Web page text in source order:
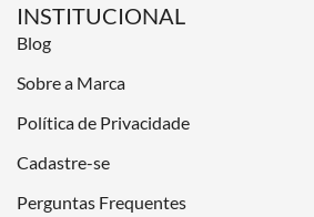
INSTITUCIONAL
Blog
Sobre a Marca
Política de Privacidade
Cadastre-se
Perguntas Frequentes